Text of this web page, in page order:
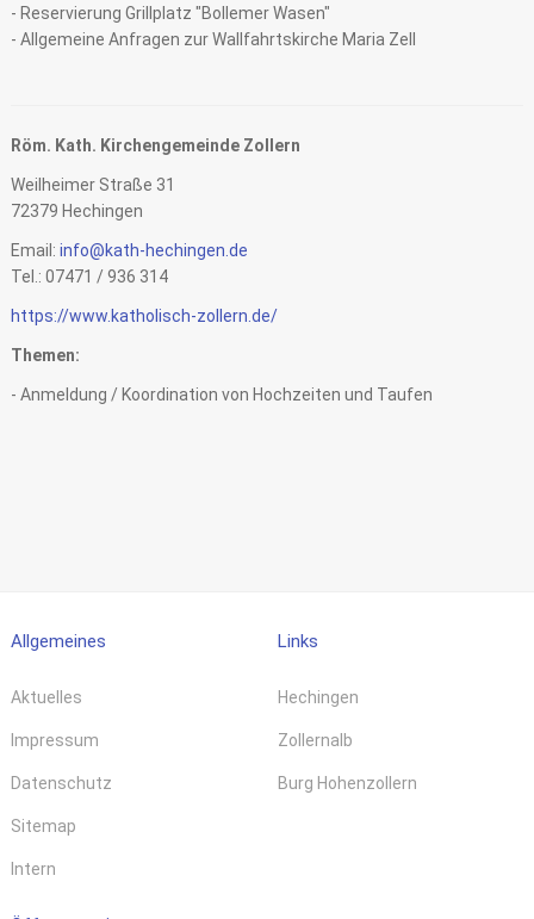
- Reservierung Grillplatz "Bollemer Wasen"
- Allgemeine Anfragen zur Wallfahrtskirche Maria Zell
Röm. Kath. Kirchengemeinde Zollern
Weilheimer Straße 31
72379 Hechingen
Email: info@kath-hechingen.de
Tel.: 07471 / 936 314
https://www.katholisch-zollern.de/
Themen:
- Anmeldung / Koordination von Hochzeiten und Taufen
Allgemeines
Aktuelles
Impressum
Datenschutz
Sitemap
Intern
Links
Hechingen
Zollernalb
Burg Hohenzollern